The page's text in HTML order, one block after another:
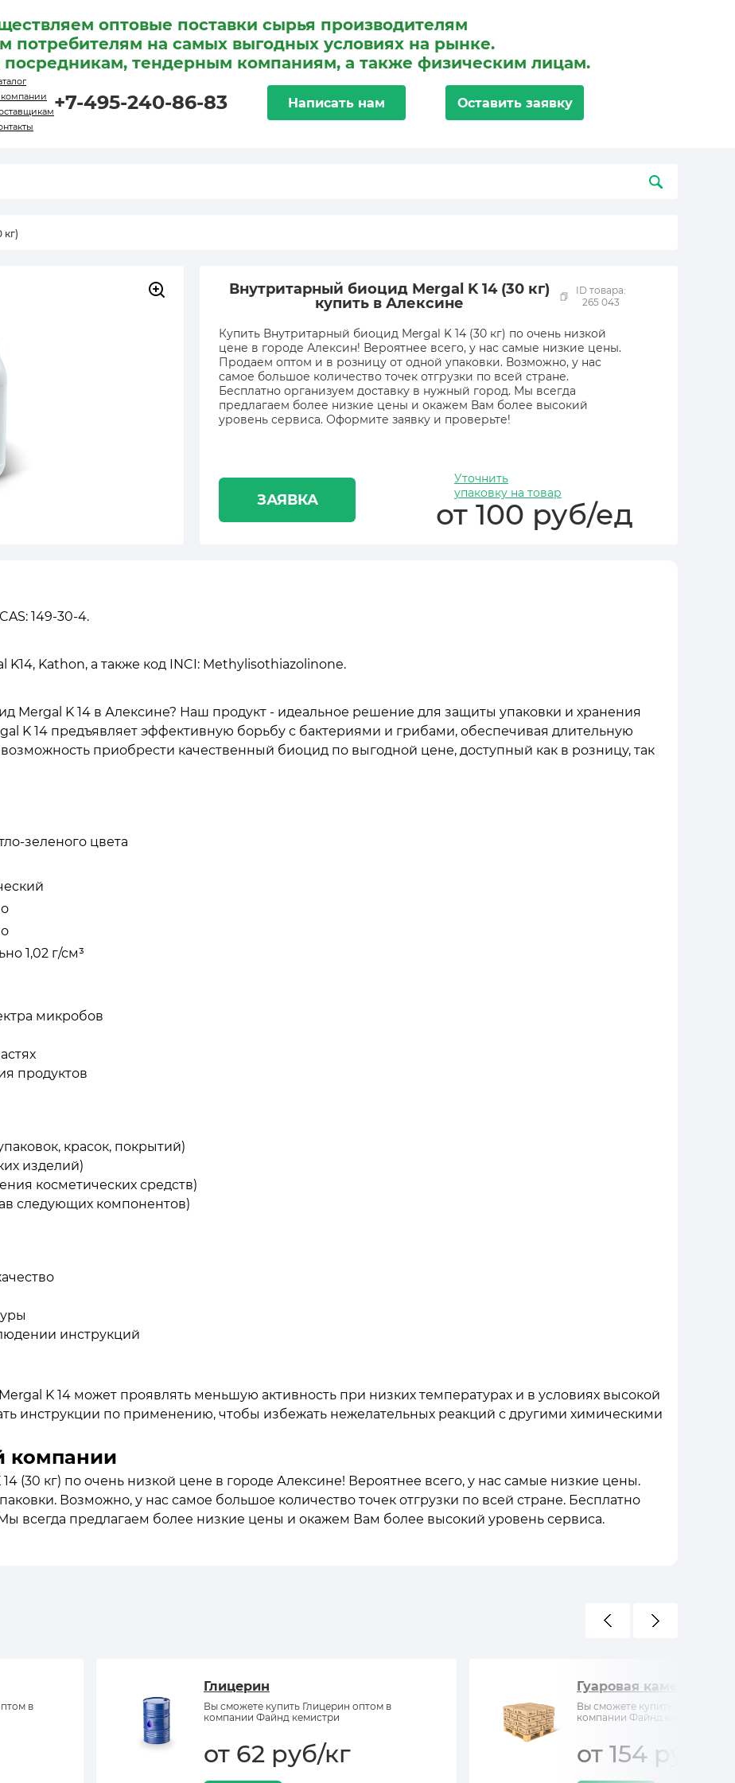
оптовые поставки сырья производителям
потребителям на самых выгодных условиях на рынке.
посредникам, тендерным компаниям, а также физическим лицам.
+7-495-240-86-83 Написать нам Оставить заявку
кг)
Внутритарный биоцид Mergal K 14 (30 кг)
купить в Алексине
ID товара:
265 043
Купить Внутритарный биоцид Mergal K 14 (30 кг) по очень низкой
цене в городе Алексин! Вероятнее всего, у нас самые низкие цены.
Продаем оптом и в розницу от одной упаковки. Возможно, у нас
самое большое количество точек отгрузки по всей стране.
Бесплатно организуем доставку в нужный город. Мы всегда
предлагаем более низкие цены и окажем Вам более высокий
уровень сервиса. Оформите заявку и проверьте!
ЗАЯВКА
Уточнить
упаковку на товар
от 100 руб/ед
149-30-4.
Kathon, а также код INCI: Methylisothiazolinone.
Mergal K 14 в Алексине? Наш продукт - идеальное решение для защиты упаковки и хранения
K 14 предъявляет эффективную борьбу с бактериями и грибами, обеспечивая длительную
приобрести качественный биоцид по выгодной цене, доступный как в розницу, так
зеленого цвета
1,02 г/см³
микробов
продуктов
красок, покрытий)
изделий)
косметических средств)
следующих компонентов)
инструкций
K 14 может проявлять меньшую активность при низких температурах и в условиях высокой
инструкции по применению, чтобы избежать нежелательных реакций с другими химическими
компании
(30 кг) по очень низкой цене в городе Алексине! Вероятнее всего, у нас самые низкие цены.
Возможно, у нас самое большое количество точек отгрузки по всей стране. Бесплатно
всегда предлагаем более низкие цены и окажем Вам более высокий уровень сервиса.
в
Глицерин
Вы сможете купить Глицерин оптом в
компании Файнд кемистри
от 62 руб/кг
Гуаровая камедь
Вы сможете купить Гуаровая
компании Файнд кемистри
от 154 руб/кг